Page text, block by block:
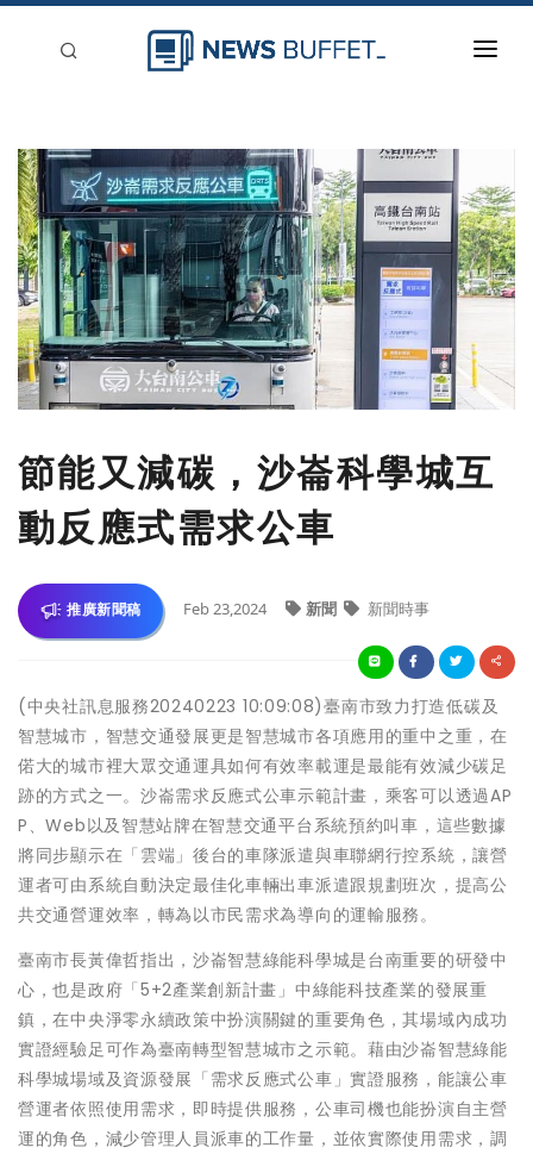
新聞稿分類
登入
刊登
節能又減碳，沙崙科學城互
動反應式需求公車
推廣新聞稿 Feb 23,2024 新聞 新聞時事
(中央社訊息服務20240223 10:09:08)臺南市致力打造低碳及
智慧城市，智慧交通發展更是智慧城市各項應用的重中之重，在
偌大的城市裡大眾交通運具如何有效率載運是最能有效減少碳足
跡的方式之一。沙崙需求反應式公車示範計畫，乘客可以透過AP
P、Web以及智慧站牌在智慧交通平台系統預約叫車，這些數據
將同步顯示在「雲端」後台的車隊派遣與車聯網行控系統，讓營
運者可由系統自動決定最佳化車輛出車派遣跟規劃班次，提高公
共交通營運效率，轉為以市民需求為導向的運輸服務。
臺南市長黃偉哲指出，沙崙智慧綠能科學城是台南重要的研發中
心，也是政府「5+2產業創新計畫」中綠能科技產業的發展重
鎮，在中央淨零永續政策中扮演關鍵的重要角色，其場域內成功
實證經驗足可作為臺南轉型智慧城市之示範。藉由沙崙智慧綠能
科學城場域及資源發展「需求反應式公車」實證服務，能讓公車
營運者依照使用需求，即時提供服務，公車司機也能扮演自主營
運的角色，減少管理人員派車的工作量，並依實際使用需求，調